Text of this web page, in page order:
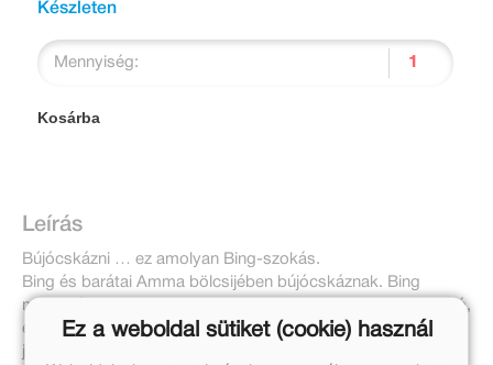
Készleten
Mennyiség:
Kosárba
Leírás
Bújócskázni … ez amolyan Bing-szokás.
Bing és barátai Amma bölcsijében bújócskáznak. Bing
mindenáron nyerni akar, hogy ő lehessen a következő hunyó,
ezért még pisilni sem megy ki a többiekkel játék előtt. Pedig
jobb lett volna… Ajaj! Ne aggódj Bing! Nem történt nagy baj!
Ez a weboldal sütiket (cookie) használ